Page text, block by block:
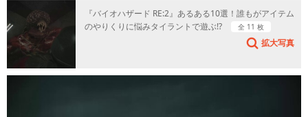
『バイオハザード RE:2』あるある10選！誰もがアイテム
のやりくりに悩みタイラントで遊ぶ!?
全 11 枚
拡大写真